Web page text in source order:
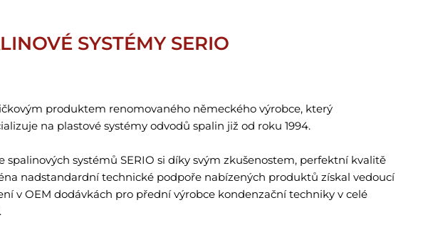
SYSTÉMY SERIO
produktem renomovaného německého výrobce, který
na plastové systémy odvodů spalin již od roku 1994.
spalinových systémů SERIO si díky svým zkušenostem, perfektní kvalitě
nadstandardní technické podpoře nabízených produktů získal vedoucí
v OEM dodávkách pro přední výrobce kondenzační techniky v celé